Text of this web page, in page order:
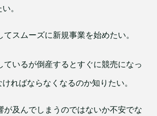
。
てスムーズに新規事業を始めたい。
ているが倒産するとすぐに競売になっ
ればならなくなるのか知りたい。
が及んでしまうのではないか不安でな